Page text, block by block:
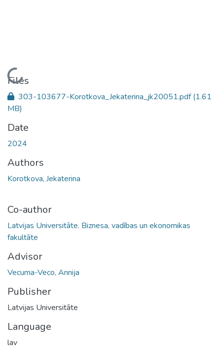
Loading...
Files
303-103677-Korotkova_Jekaterina_jk20051.pdf(1.61
MB)
Date
2024
Authors
Korotkova, Jekaterina
Co-author
Latvijas Universitāte. Biznesa, vadības un ekonomikas
fakultāte
Advisor
Vecuma-Veco, Annija
Publisher
Latvijas Universitāte
Language
lav